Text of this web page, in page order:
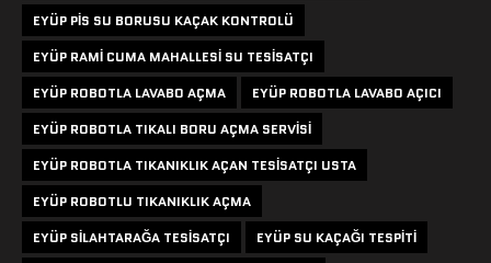
EYÜP PIS SU BORUSU KAÇAK KONTROLÜ
EYÜP RAMI CUMA MAHALLESI SU TESISATÇI
EYÜP ROBOTLA LAVABO AÇMA
EYÜP ROBOTLA LAVABO AÇICI
EYÜP ROBOTLA TIKALI BORU AÇMA SERVISI
EYÜP ROBOTLA TIKANIKLIK AÇAN TESISATÇI USTA
EYÜP ROBOTLU TIKANIKLIK AÇMA
EYÜP SILAHTARAĞA TESISATÇI
EYÜP SU KAÇAĞI TESPITI